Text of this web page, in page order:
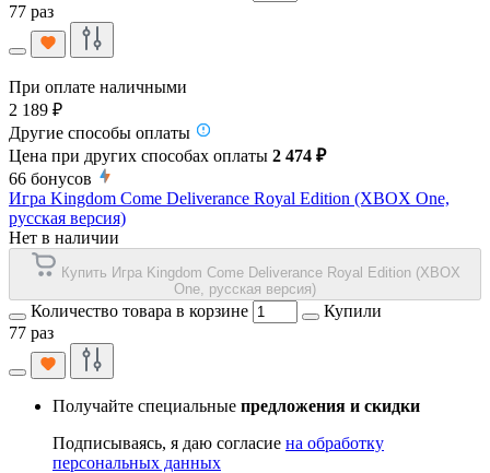
77 раз
При оплате наличными
2 189 ₽
Другие способы оплаты
Цена при других способах оплаты 2 474 ₽
66 бонусов
Игра Kingdom Come Deliverance Royal Edition (XBOX One,
русская версия)
Нет в наличии
Купить Игра Kingdom Come Deliverance Royal Edition (XBOX
One, русская версия)
Количество товара в корзине
Купили
77 раз
Получайте специальные предложения и скидки
Подписываясь, я даю согласие на обработку
персональных данных